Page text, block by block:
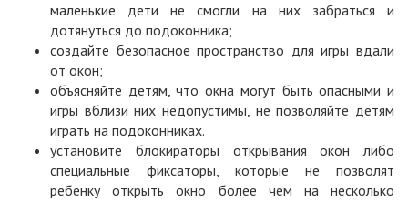
маленькие дети не смогли на них забраться и
дотянуться до подоконника;
создайте безопасное пространство для игры вдали
от окон;
объясняйте детям, что окна могут быть опасными и
игры вблизи них недопустимы, не позволяйте детям
играть на подоконниках.
установите блокираторы открывания окон либо
специальные фиксаторы, которые не позволят
ребенку открыть окно более чем на несколько